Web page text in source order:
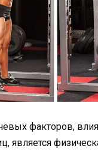
факторов,
является